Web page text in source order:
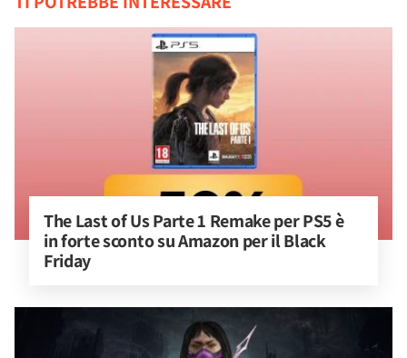
The Last of Us Parte 1 Remake per PS5 è
in forte sconto su Amazon per il Black
Friday